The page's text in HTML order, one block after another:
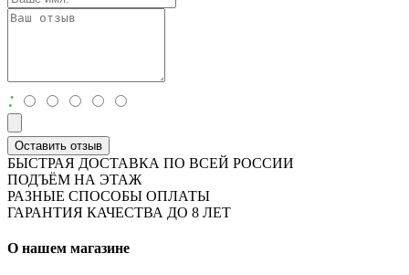
:
Оставить отзыв
БЫСТРАЯ ДОСТАВКА ПО ВСЕЙ РОССИИ
ПОДЪЁМ НА ЭТАЖ
РАЗНЫЕ СПОСОБЫ ОПЛАТЫ
ГАРАНТИЯ КАЧЕСТВА ДО 8 ЛЕТ
О нашем магазине